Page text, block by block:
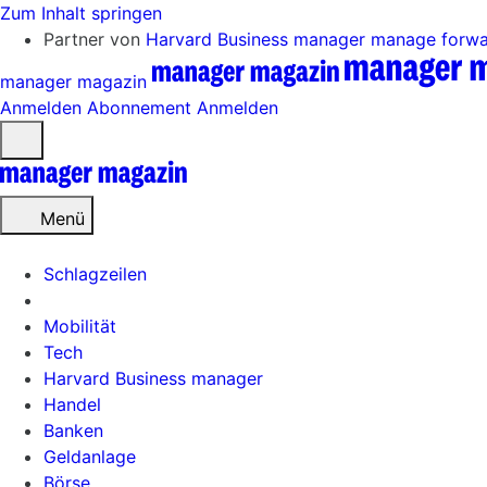
Zum Inhalt springen
Partner von Harvard Business manager manage
manager magazin
Anmelden Abonnement Anmelden
öffnen
Menü
Schlagzeilen
Mobilität
Tech
Harvard Business manager
Handel
Banken
Geldanlage
Börse